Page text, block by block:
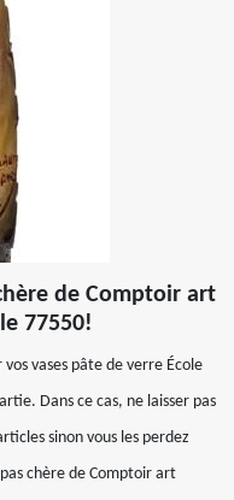
de Comptoir art
77550!
vases pâte de verre École
Dans ce cas, ne laisser pas
sinon vous les perdez
chère de Comptoir art